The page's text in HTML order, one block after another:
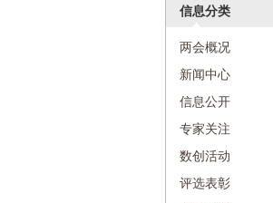
信息分类
两会概况
新闻中心
信息公开
专家关注
数创活动
评选表彰